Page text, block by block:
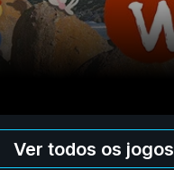
Ver todos os jogos